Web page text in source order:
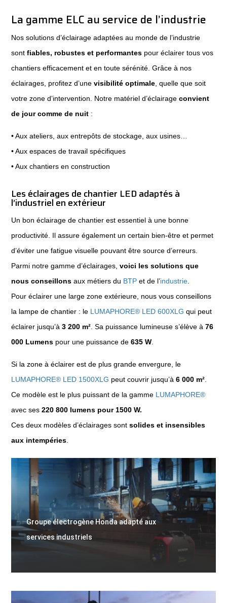
La gamme ELC au service de l’industrie
Nos solutions d’éclairage adaptées au monde de l’industrie
sontfiables, robustes et performantes pour éclairer tous vos
chantiers efficacement et en toute sérénité. Grâce à nos
éclairages, profitez d’unevisibilité optimale , quelle que soit
votre zone d’intervention. Notre matériel d’éclairageconvient
de jour comme de nuit :
• Aux ateliers, aux entrepôts de stockage, aux usines…
• Aux espaces de travail spécifiques
• Aux chantiers en construction
Les éclairages de chantier LED adaptés à
l’industriel en extérieur
Un bon éclairage de chantier est essentiel à une bonne
productivité. Il assure également un certain bien-être et permet
d’éviter une fatigue visuelle pouvant être source d’erreurs.
Parmi notre gamme d’éclairages,voici les solutions que
nous conseillons aux métiers du BTP et de l’industrie
Pour éclairer une large zone extérieure, nous vous conseillons
la lampe de chantier : le LUMAPHORE® LED 600XLG qui peut
éclairer jusqu’à3 200 m² . Sa puissance lumineuse s’élève à76
000 Lumens pour une puissance de635 W
Si la zone à éclairer est de plus grande envergure, le
LUMAPHORE® LED 1500XLG peut couvrir jusqu’à6 000 m²
Ce modèle est le plus puissant de la gamme LUMAPHORE®
avec ses220 800 lumens pour 1500 W.
Ces deux modèles d’éclairages sontsolides et insensibles
aux intempéries
Groupe électrogène Honda adapté aux
services industriels